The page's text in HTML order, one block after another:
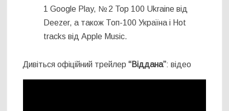
1 Google Play, № 2 Top 100 Ukraine від
Deezer, а також Топ-100 Україна і Hot
tracks від Apple Music.
Дивіться офіційний трейлер“Віддана”: відео